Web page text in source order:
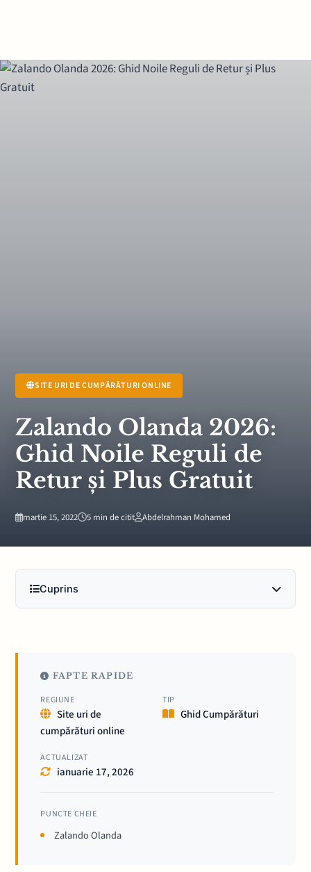
SITE URI DE CUMPĂRĂTURI ONLINE
Zalando Olanda 2026:
Ghid Noile Reguli de
Retur și Plus Gratuit
martie 15, 2022 5 min de citit Abdelrahman Mohamed
Cuprins
FAPTE RAPIDE
REGIUNE
Site uri de
cumpărături online
TIP
Ghid Cumpărături
ACTUALIZAT
ianuarie 17, 2026
PUNCTE CHEIE
Zalando Olanda